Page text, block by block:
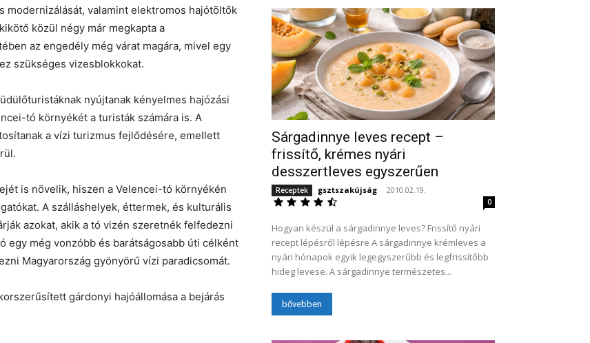
modernizálását, valamint elektromos hajótöltők
közül négy már megkapta a
az engedély még várat magára, mivel egy
szükséges vizesblokkokat.
nyújtanak kényelmes hajózási
tó környékét a turisták számára is. A
a vízi turizmus fejlődésére, emellett
is növelik, hiszen a Velencei-tó környékén
A szálláshelyek, éttermek, és kulturális
azokat, akik a tó vizén szeretnék felfedezni
egy még vonzóbb és barátságosabb úti célként
Magyarország gyönyörű vízi paradicsomát.
gárdonyi hajóállomása a bejárás
Sárgadinnye leves recept –
frissítő, krémes nyári
desszertleves egyszerűen
Receptek gsztszakújság - 2010.02.19.
0
Hogyan készül a sárgadinnye leves? Frissítő nyári
recept lépésről lépésre A sárgadinnye krémleves a
nyári hónapok egyik legegyszerűbb és legfrissítőbb
hideg levese. A sárgadinnye természetes...
bővebben